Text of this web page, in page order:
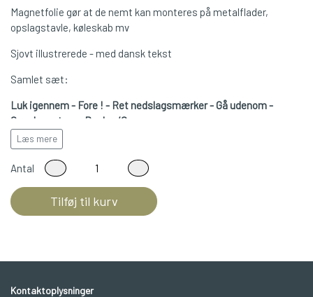
Magnetfolie gør at de nemt kan monteres på metalflader,
opslagstavle, køleskab mv
Sjovt illustrerede - med dansk tekst
Samlet sæt:
Luk igennem - Fore ! - Ret nedslagsmærker - Gå udenom -
Genplacer tørv - Bunker/Green
Vinyl farveprint på hvid magnetfolie
15 x 15 cm
©Birger
Læs mere
Antal
Tilføj til kurv
Kontaktoplysninger